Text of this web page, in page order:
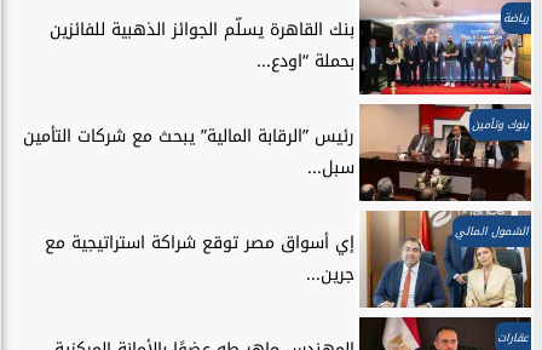
رياضة
بنك القاهرة يسلّم الجوائز الذهبية للفائزين
بحملة “اودع...
بنوك وتأمين
رئيس ”الرقابة المالية” يبحث مع شركات التأمين
سبل...
الشمول المالي
إي أسواق مصر توقع شراكة استراتيجية مع
جرين...
عقارات